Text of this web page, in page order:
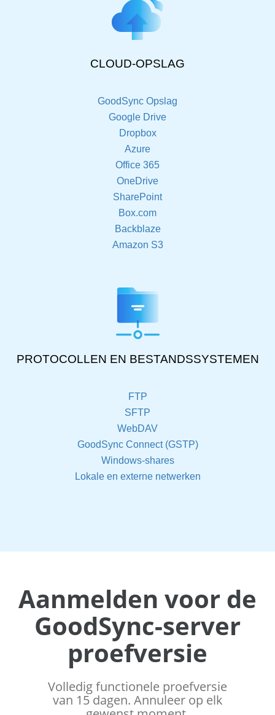
CLOUD-OPSLAG
GoodSync Opslag
Google Drive
Dropbox
Azure
Office 365
OneDrive
SharePoint
Box.com
Backblaze
Amazon S3
PROTOCOLLEN EN BESTANDSSYSTEMEN
FTP
SFTP
WebDAV
GoodSync Connect (GSTP)
Windows-shares
Lokale en externe netwerken
Aanmelden voor de
GoodSync-server
proefversie
Volledig functionele proefversie
van 15 dagen. Annuleer op elk